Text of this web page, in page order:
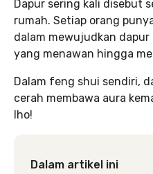
Dapur sering kali disebut
rumah. Setiap orang
dalam mewujudkan
yang menawan hingga
Dalam feng shui sendiri,
cerah membawa aura
lho!
Dalam artikel ini